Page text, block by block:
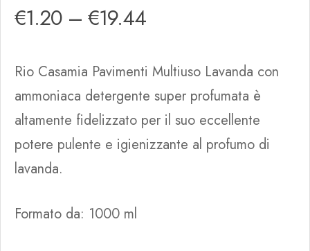
€1.20 – €19.44
Rio Casamia Pavimenti Multiuso Lavanda con
ammoniaca detergente super profumata è
altamente fidelizzato per il suo eccellente
potere pulente e igienizzante al profumo di
lavanda.
Formato da: 1000 ml